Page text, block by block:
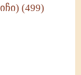
(499)